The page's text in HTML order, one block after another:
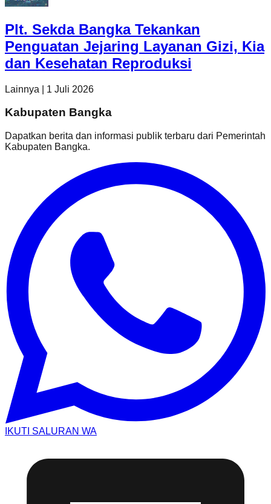
Plt. Sekda Bangka Tekankan
Penguatan Jejaring Layanan Gizi, Kia
dan Kesehatan Reproduksi
Lainnya 1 Juli 2026
Kabupaten Bangka
Dapatkan berita dan informasi publik terbaru dari Pemerintah
Kabupaten Bangka.
IKUTI SALURAN WA